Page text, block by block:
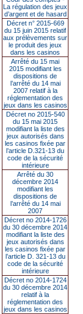
La régulation des jeux
d’argent et de hasard
Décret n° 2015-669
du 15 juin 2015 relatif
aux prélèvements sur
le produit des jeux
dans les casinos
Arrêté du 15 mai
2015 modifiant les
dispositions de
l’arrêté du 14 mai
2007 relatif à la
réglementation des
jeux dans les casinos
Décret no 2015-540
du 15 mai 2015
modifiant la liste des
jeux autorisés dans
les casinos fixée par
l’article D.321-13 du
code de la sécurité
intérieure
Arrêté du 30
décembre 2014
modifiant les
dispositions de
l’arrêté du 14 mai
2007
Décret no 2014-1726
du 30 décembre 2014
modifiant la liste des
jeux autorisés dans
les casinos fixée par
l’article D. 321-13 du
code de la sécurité
intérieure
Décret no 2014-1724
du 30 décembre 2014
relatif à la
réglementation des
jeux dans les casinos